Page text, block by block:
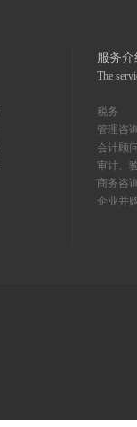
服务介
The
税务
管理咨
会计顾
审计、
商务咨
企业并